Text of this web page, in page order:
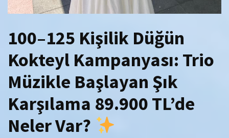
100–125 Kişilik Düğün
Kokteyl Kampanyası: Trio
Müzikle Başlayan Şık
Karşılama 89.900 TL’de
Neler Var?